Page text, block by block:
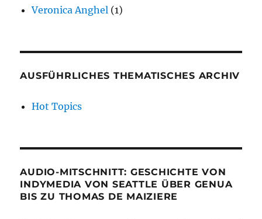
Veronica Anghel (1)
AUSFÜHRLICHES THEMATISCHES ARCHIV
Hot Topics
AUDIO-MITSCHNITT: GESCHICHTE VON
INDYMEDIA VON SEATTLE ÜBER GENUA
BIS ZU THOMAS DE MAIZIERE